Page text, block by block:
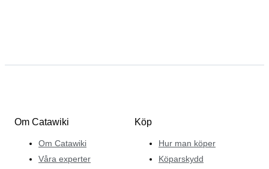
Om Catawiki
Om Catawiki
Våra experter
Köp
Hur man köper
Köparskydd